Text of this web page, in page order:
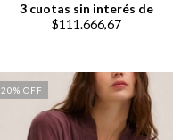
3 cuotas sin interés de
$111.666,67
20% OFF